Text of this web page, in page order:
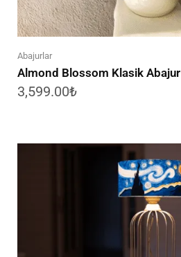
Abajurlar
Almond Blossom Klasik Abajur
3,599.00₺